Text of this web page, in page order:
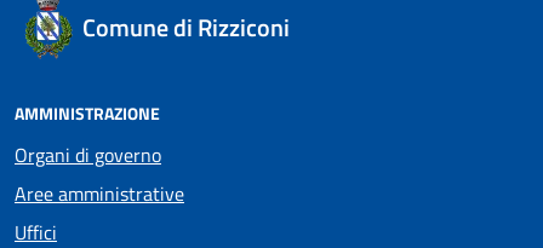
Comune di Rizziconi
AMMINISTRAZIONE
Organi di governo
Aree amministrative
Uffici